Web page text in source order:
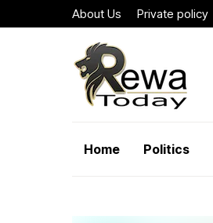
About Us Private policy
Home Politics